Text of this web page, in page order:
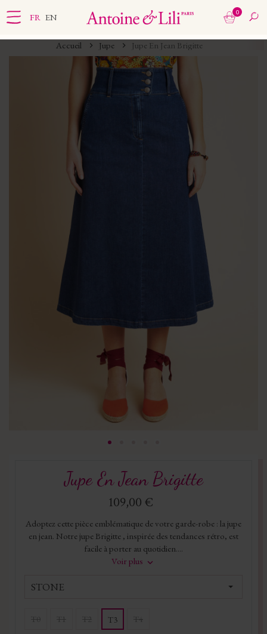
FR EN 0
Accueil Jupe Jupe En Jean Brigitte
Jupe En Jean Brigitte
109,00 €
Adoptez cette pièce emblématique de votre garde-robe : la jupe
en jean. Notre jupe Brigitte , inspirée des tendances rétro, est
facile à porter au quotidien....
Voir plus
STONE
T3